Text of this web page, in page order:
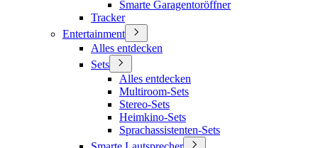
Smarte Garagentoröffner
Tracker
Entertainment
Alles entdecken
Sets
Alles entdecken
Multiroom-Sets
Stereo-Sets
Heimkino-Sets
Sprachassistenten-Sets